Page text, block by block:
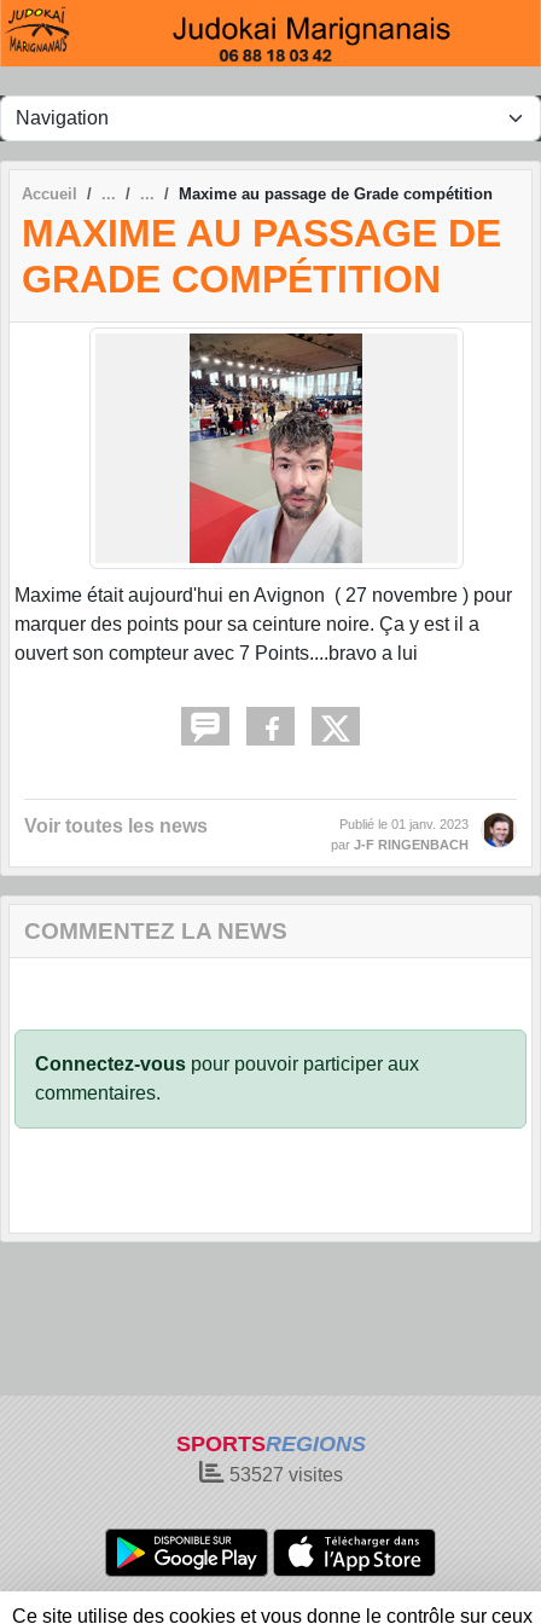
Accueil Maxime au passage de Grade compétition
MAXIME AU PASSAGE DE
GRADE COMPÉTITION
Maxime était aujourd'hui en Avignon ( 27 novembre ) pour
marquer des points pour sa ceinture noire. Ça y est il a
ouvert son compteur avec 7 Points....bravo a lui
Voir toutes les news Publié le 01 janv. 2023
par J-F RINGENBACH
COMMENTEZ LA NEWS
Connectez-vous pour pouvoir participer aux
commentaires.
SPORTSREGIONS
53527 visites
Charte cookies Gestion des cookies
Panneau de gestion des cookies
Ce site utilise des cookies et vous donne le contrôle sur ceux